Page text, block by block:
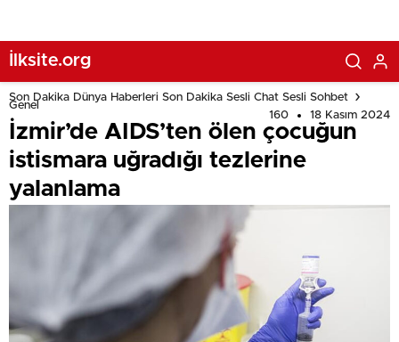
İlksite.org
Son Dakika Dünya Haberleri Son Dakika Sesli Chat Sesli Sohbet
Genel
160
18 Kasım 2024
İzmir’de AIDS’ten ölen çocuğun
istismara uğradığı tezlerine
yalanlama